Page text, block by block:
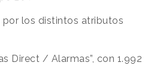
por los distintos atributos
Direct / Alarmas”, con 1.992